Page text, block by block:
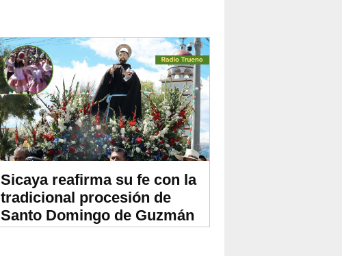
Sicaya reafirma su fe con la
tradicional procesión de
Santo Domingo de Guzmán